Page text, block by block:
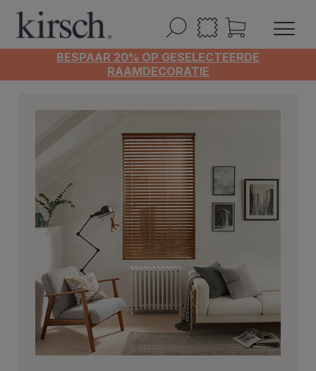
BESPAAR 20% OP GESELECTEERDE
RAAMDECORATIE